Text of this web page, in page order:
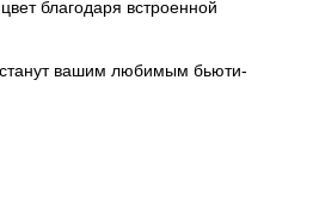
благодаря встроенной
вашим любимым бьюти-